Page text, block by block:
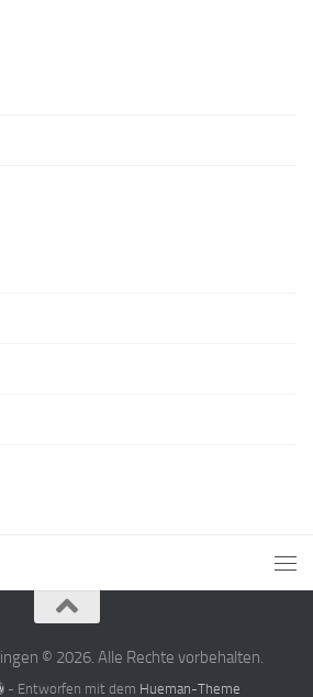
© 2026. Alle Rechte vorbehalten.
- Entworfen mit dem Hueman-Theme